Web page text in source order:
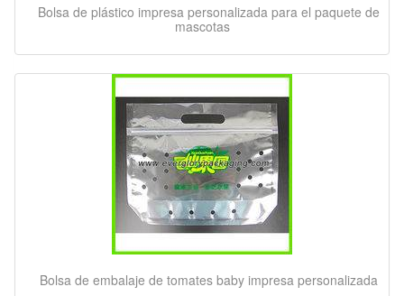
Bolsa de plástico impresa personalizada para el paquete de
mascotas
Bolsa de embalaje de tomates baby impresa personalizada